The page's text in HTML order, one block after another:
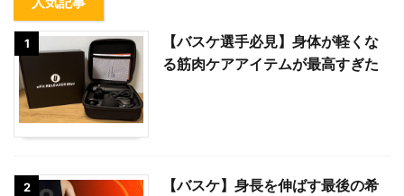
1
【バスケ選手必見】身体が軽くな
る筋肉ケアアイテムが最高すぎた
2
【バスケ】身長を伸ばす最後の希